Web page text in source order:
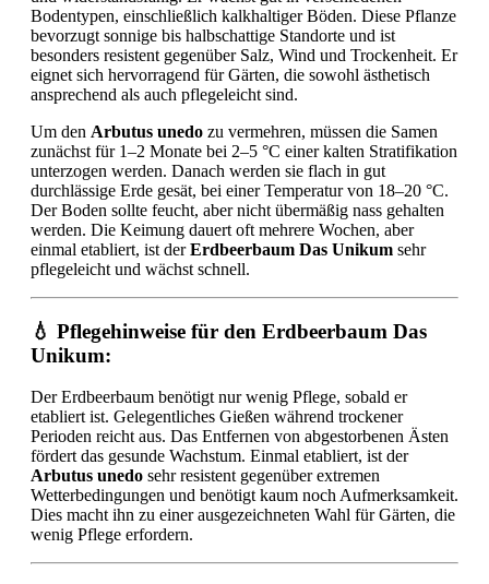
Bodentypen, einschließlich kalkhaltiger Böden. Diese Pflanze
bevorzugt sonnige bis halbschattige Standorte und ist
besonders resistent gegenüber Salz, Wind und Trockenheit. Er
eignet sich hervorragend für Gärten, die sowohl ästhetisch
ansprechend als auch pflegeleicht sind.
Um den Arbutus unedo zu vermehren, müssen die Samen
zunächst für 1–2 Monate bei 2–5 °C einer kalten Stratifikation
unterzogen werden. Danach werden sie flach in gut
durchlässige Erde gesät, bei einer Temperatur von 18–20 °C.
Der Boden sollte feucht, aber nicht übermäßig nass gehalten
werden. Die Keimung dauert oft mehrere Wochen, aber
einmal etabliert, ist derErdbeerbaum Das Unikum sehr
pflegeleicht und wächst schnell.
💧 Pflegehinweise für den Erdbeerbaum Das
Unikum:
Der Erdbeerbaum benötigt nur wenig Pflege, sobald er
etabliert ist. Gelegentliches Gießen während trockener
Perioden reicht aus. Das Entfernen von abgestorbenen Ästen
fördert das gesunde Wachstum. Einmal etabliert, ist der
Arbutus unedo sehr resistent gegenüber extremen
Wetterbedingungen und benötigt kaum noch Aufmerksamkeit.
Dies macht ihn zu einer ausgezeichneten Wahl für Gärten, die
wenig Pflege erfordern.